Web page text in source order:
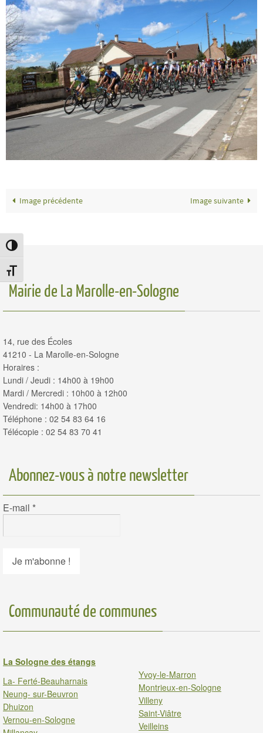
Passer en contraste élevé
Changer la taille de la police
Image précédente Image suivante
Mairie de La Marolle-en-Sologne
14, rue des Écoles
41210 - La Marolle-en-Sologne
Horaires :
Lundi / Jeudi : 14h00 à 19h00
Mardi / Mercredi : 10h00 à 12h00
Vendredi: 14h00 à 17h00
Téléphone : 02 54 83 64 16
Télécopie : 02 54 83 70 41
Abonnez-vous à notre newsletter
E-mail *
Communauté de communes
La Sologne des étangs
La- Ferté-Beauharnais
Neung- sur-Beuvron
Dhuizon
Vernou-en-Sologne
Yvoy-le-Marron
Montrieux-en-Sologne
Villeny
Saint-Viâtre
Veilleins